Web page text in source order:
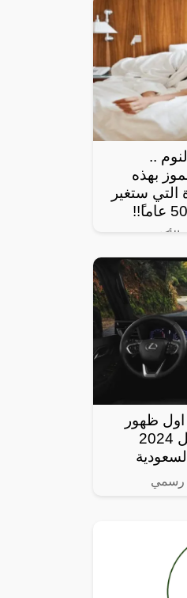
من
..
بهذه
التي ستغير
شعر صحي
بالبشرة
خلال فترة
ظهور
لسيارة تويوتا Lexus موديل 2024